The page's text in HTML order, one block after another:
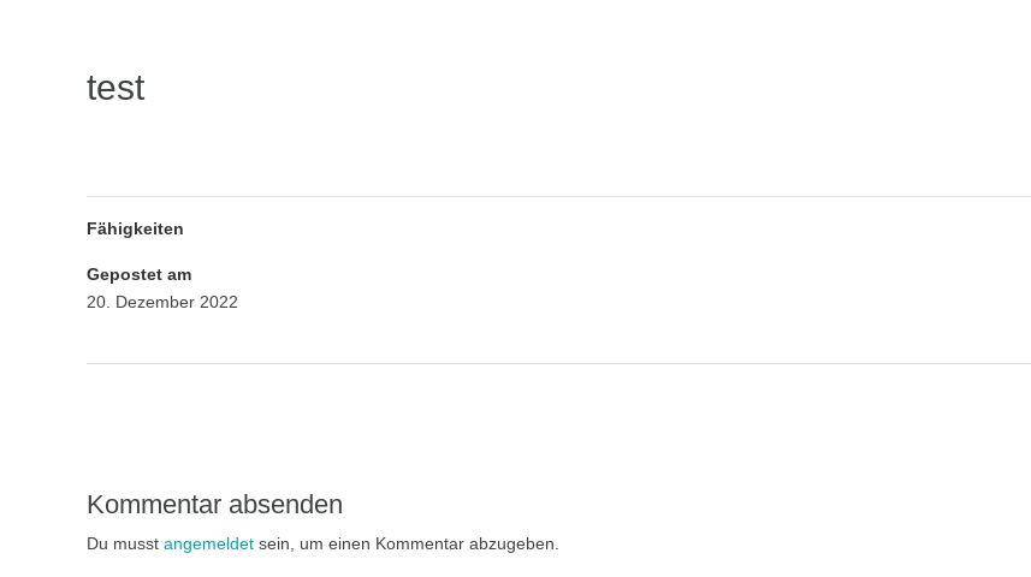
test
Fähigkeiten
Gepostet am
20. Dezember 2022
Kommentar absenden
Du musst angemeldet sein, um einen Kommentar abzugeben.